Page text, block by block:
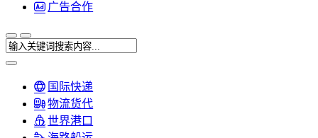
广告合作
国际快递
物流货代
世界港口